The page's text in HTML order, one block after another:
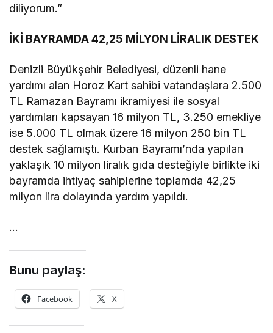
diliyorum.”
İKİ BAYRAMDA 42,25 MİLYON LİRALIK DESTEK
Denizli Büyükşehir Belediyesi, düzenli hane
yardımı alan Horoz Kart sahibi vatandaşlara 2.500
TL Ramazan Bayramı ikramiyesi ile sosyal
yardımları kapsayan 16 milyon TL, 3.250 emekliye
ise 5.000 TL olmak üzere 16 milyon 250 bin TL
destek sağlamıştı. Kurban Bayramı’nda yapılan
yaklaşık 10 milyon liralık gıda desteğiyle birlikte iki
bayramda ihtiyaç sahiplerine toplamda 42,25
milyon lira dolayında yardım yapıldı.
…
Bunu paylaş:
Facebook X